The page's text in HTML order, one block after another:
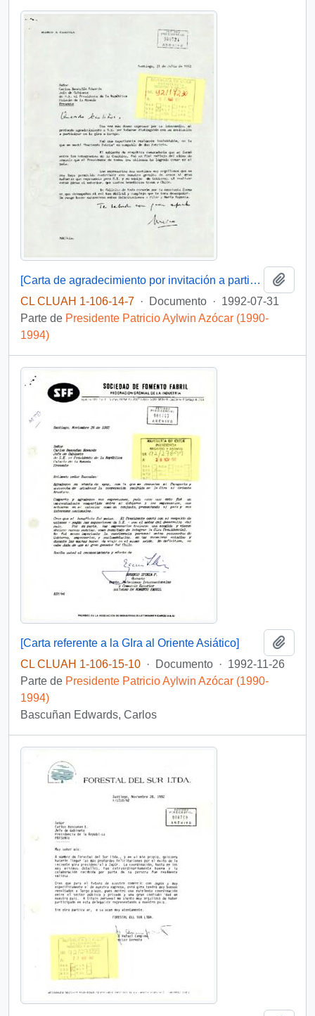
[Carta de agradecimiento por invitación a participar en gira a Europa]
CL CLUAH 1-106-14-7 · Documento · 1992-07-31
Parte de Presidente Patricio Aylwin Azócar (1990-
1994)
[Carta referente a la GIra al Oriente Asiático]
CL CLUAH 1-106-15-10 · Documento · 1992-11-26
Parte de Presidente Patricio Aylwin Azócar (1990-
1994)
Bascuñan Edwards, Carlos